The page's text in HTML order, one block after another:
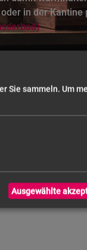
in der Kantine
Sie sammeln. Um
Ausgewählte